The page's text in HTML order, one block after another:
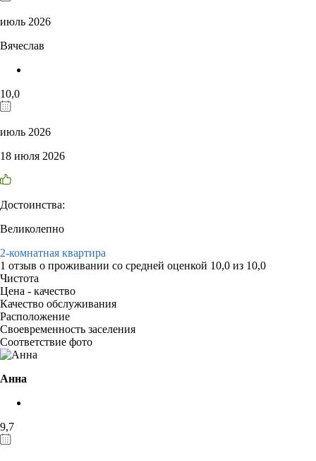
июль 2026
Вячеслав
10,0
июль 2026
18 июля 2026
Достоинства:
Великолепно
2-комнатная квартира
1 отзыв о проживании со средней оценкой 10,0 из 10,0
Чистота
Цена - качество
Качество обслуживания
Расположение
Своевременность заселения
Соответствие фото
Анна
9,7